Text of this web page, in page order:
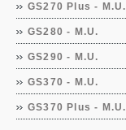
GS270 Plus - M.U.
GS280 - M.U.
GS290 - M.U.
GS370 - M.U.
GS370 Plus - M.U.